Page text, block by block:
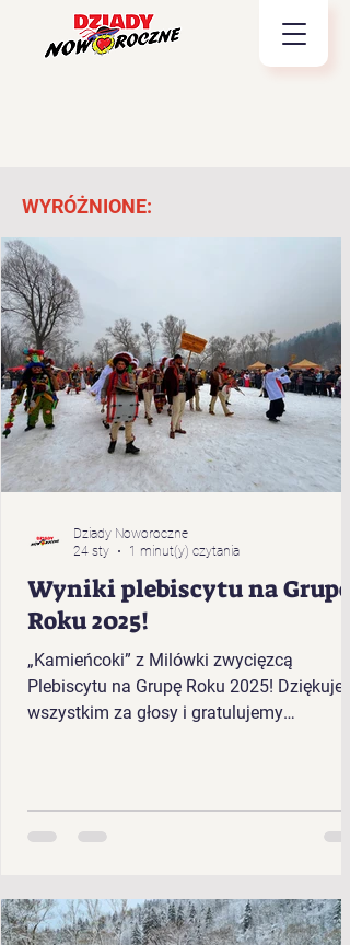
WYRÓŻNIONE:
Wyniki plebiscytu na Grupę
Roku 2025!
„Kamieńcoki” z Milówki zwycięzcą
Plebiscytu na Grupę Roku 2025!
wszystkim za głosy i gratulujemy
Dziady Noworoczne
24 sty
1 minut(y) czytania